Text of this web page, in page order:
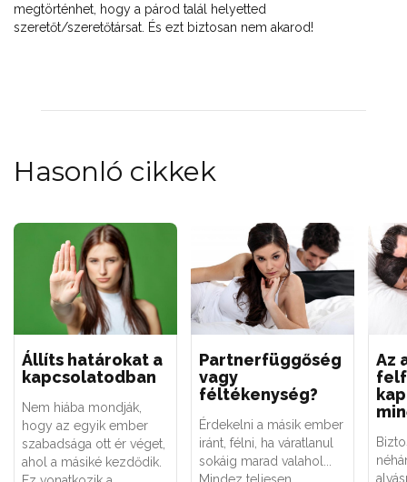
megtörténhet, hogy a párod talál helyetted
szeretőt/szeretőtársat. És ezt biztosan nem akarod!
Hasonló cikkek
Állíts határokat a
kapcsolatodban
Nem hiába mondják,
hogy az egyik ember
szabadsága ott ér véget,
ahol a másiké kezdődik.
Partnerfüggőség
vagy
féltékenység?
Érdekelni a másik ember
iránt, félni, ha váratlanul
sokáig marad valahol...
Az